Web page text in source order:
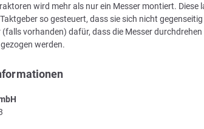
wird mehr als nur ein Messer montiert.
so gesteuert, dass sie sich nicht
(falls vorhanden) dafür, dass die Messer
werden.